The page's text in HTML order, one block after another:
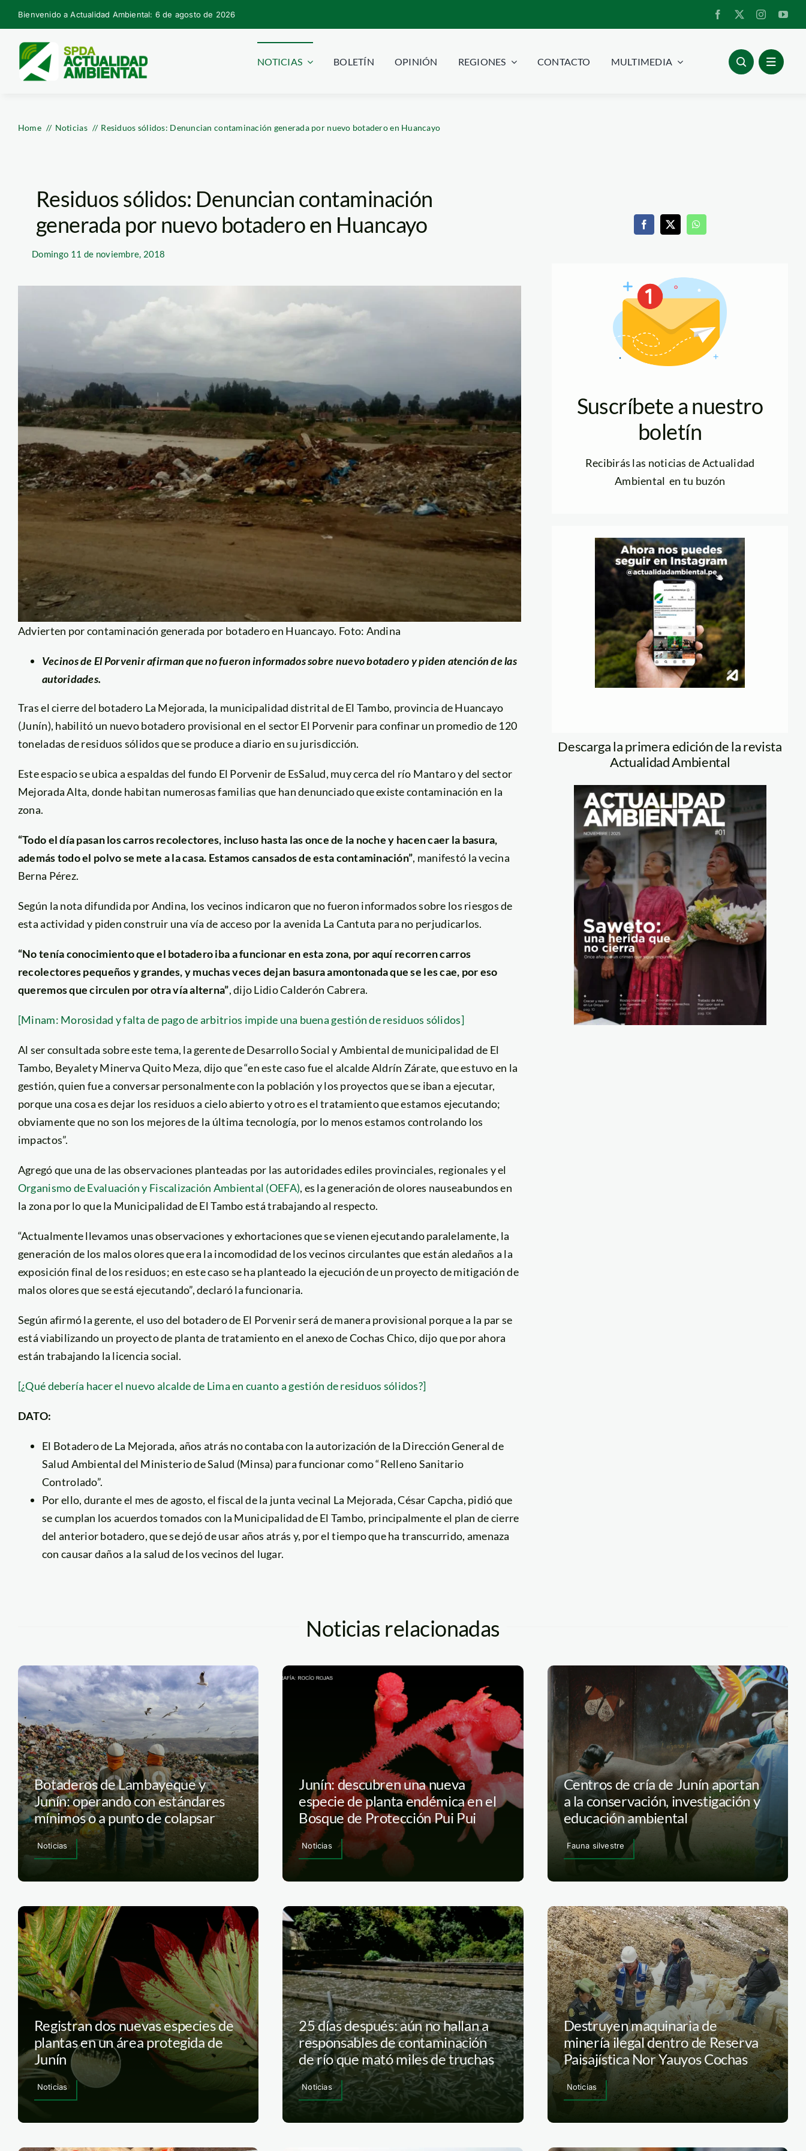
Skip
to
content
Bienvenido a Actualidad Ambiental: 6 de agosto de 2026
NOTICIAS BOLETÍN OPINIÓN REGIONES CONTACTO MULTIMEDIA
Home Noticias Residuos sólidos: Denuncian contaminación generada por nuevo botadero en Huancayo
Residuos sólidos: Denuncian contaminación
generada por nuevo botadero en Huancayo
Domingo 11 de noviembre, 2018
Advierten por contaminación generada por botadero en Huancayo. Foto: Andina
Vecinos de El Porvenir afirman que no fueron informados sobre nuevo botadero y piden atención de las
autoridades.
Tras el cierre del botadero La Mejorada, la municipalidad distrital de El Tambo, provincia de Huancayo
(Junín), habilitó un nuevo botadero provisional en el sector El Porvenir para confinar un promedio de 120
toneladas de residuos sólidos que se produce a diario en su jurisdicción.
Este espacio se ubica a espaldas del fundo El Porvenir de EsSalud, muy cerca del río Mantaro y del sector
Mejorada Alta, donde habitan numerosas familias que han denunciado que existe contaminación en la
zona.
“Todo el día pasan los carros recolectores, incluso hasta las once de la noche y hacen caer la basura,
además todo el polvo se mete a la casa. Estamos cansados de esta contaminación”, manifestó la vecina
Berna Pérez.
Según la nota difundida por Andina, los vecinos indicaron que no fueron informados sobre los riesgos de
esta actividad y piden construir una vía de acceso por la avenida La Cantuta para no perjudicarlos.
“No tenía conocimiento que el botadero iba a funcionar en esta zona, por aquí recorren carros
recolectores pequeños y grandes, y muchas veces dejan basura amontonada que se les cae, por eso
queremos que circulen por otra vía alterna”, dijo Lidio Calderón Cabrera.
[Minam: Morosidad y falta de pago de arbitrios impide una buena gestión de residuos sólidos]
Al ser consultada sobre este tema, la gerente de Desarrollo Social y Ambiental de municipalidad de El
Tambo, Beyalety Minerva Quito Meza, dijo que “en este caso fue el alcalde Aldrín Zárate, que estuvo en la
gestión, quien fue a conversar personalmente con la población y los proyectos que se iban a ejecutar,
porque una cosa es dejar los residuos a cielo abierto y otro es el tratamiento que estamos ejecutando;
obviamente que no son los mejores de la última tecnología, por lo menos estamos controlando los
impactos”.
Agregó que una de las observaciones planteadas por las autoridades ediles provinciales, regionales y el
Organismo de Evaluación y Fiscalización Ambiental (OEFA), es la generación de olores nauseabundos en
la zona por lo que la Municipalidad de El Tambo está trabajando al respecto.
“Actualmente llevamos unas observaciones y exhortaciones que se vienen ejecutando paralelamente, la
generación de los malos olores que era la incomodidad de los vecinos circulantes que están aledaños a la
exposición final de los residuos; en este caso se ha planteado la ejecución de un proyecto de mitigación de
malos olores que se está ejecutando”, declaró la funcionaria.
Según afirmó la gerente, el uso del botadero de El Porvenir será de manera provisional porque a la par se
está viabilizando un proyecto de planta de tratamiento en el anexo de Cochas Chico, dijo que por ahora
están trabajando la licencia social.
[¿Qué debería hacer el nuevo alcalde de Lima en cuanto a gestión de residuos sólidos?]
DATO:
El Botadero de La Mejorada, años atrás no contaba con la autorización de la Dirección General de
Salud Ambiental del Ministerio de Salud (Minsa) para funcionar como “Relleno Sanitario
Controlado”.
Por ello, durante el mes de agosto, el fiscal de la junta vecinal La Mejorada, César Capcha, pidió que
se cumplan los acuerdos tomados con la Municipalidad de El Tambo, principalmente el plan de cierre
del anterior botadero, que se dejó de usar años atrás y, por el tiempo que ha transcurrido, amenaza
con causar daños a la salud de los vecinos del lugar.
Suscríbete a nuestro
boletín
Recibirás las noticias de Actualidad
Ambiental en tu buzón
Descarga la primera edición de la revista
Actualidad Ambiental
Noticias relacionadas
Botaderos de Lambayeque y
Junín: operando con estándares
mínimos o a punto de colapsar
Noticias
Junín: descubren una nueva
especie de planta endémica en el
Bosque de Protección Pui Pui
Noticias
Centros de cría de Junín aportan
a la conservación, investigación y
educación ambiental
Fauna silvestre
Registran dos nuevas especies de
plantas en un área protegida de
Junín
Noticias
25 días después: aún no hallan a
responsables de contaminación
de río que mató miles de truchas
Noticias
Destruyen maquinaria de
minería ilegal dentro de Reserva
Paisajística Nor Yauyos Cochas
Noticias